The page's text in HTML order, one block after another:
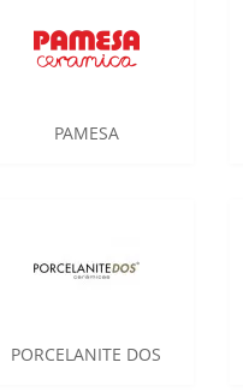
PAMESA
PORCELANITE DOS